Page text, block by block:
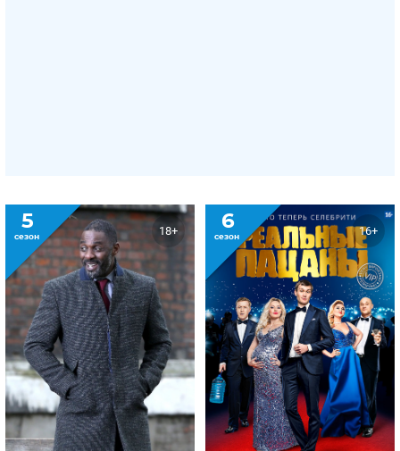
5
сезон 18+ 6
сезон 16+